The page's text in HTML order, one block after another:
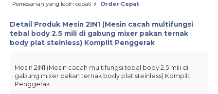
Pemesanan yang lebih cepat! Order Cepat
Detail Produk Mesin 2IN1 (Mesin cacah multifungsi
tebal body 2.5 mili di gabung mixer pakan ternak
body plat steinless) Komplit Penggerak
Mesin 2IN1 (Mesin cacah multifungsi tebal body 2.5 mili di
gabung mixer pakan ternak body plat steinless) Komplit
Penggerak